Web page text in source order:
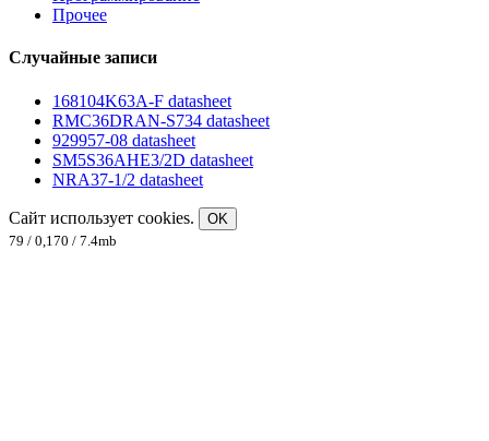
Прочее
Случайные записи
168104K63A-F datasheet
RMC36DRAN-S734 datasheet
929957-08 datasheet
SM5S36AHE3/2D datasheet
NRA37-1/2 datasheet
Сайт использует cookies.
OK
79 / 0,170 / 7.4mb